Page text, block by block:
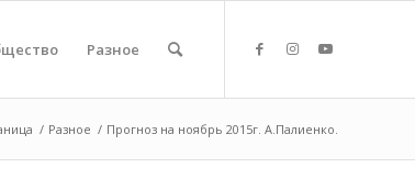
Разное
/ Разное / Прогноз на ноябрь 2015г. А.Палиенко.